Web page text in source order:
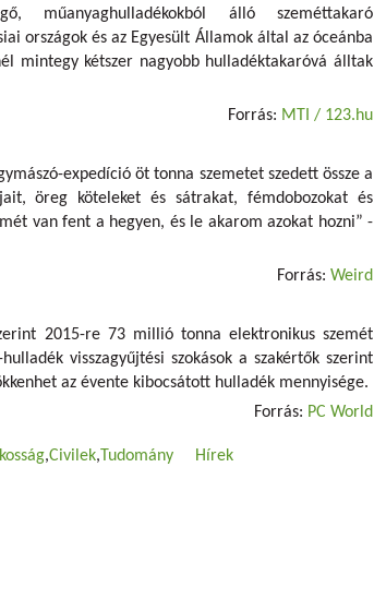
műanyaghulladékokból álló szeméttakaró
országok és az Egyesült Államok által az óceánba
mintegy kétszer nagyobb hulladéktakaróvá álltak
Forrás: MTI / 123.hu
expedíció öt tonna szemetet szedett össze a
öreg köteleket és sátrakat, fémdobozokat és
van fent a hegyen, és le akarom azokat hozni” -
Forrás: Weird
2015-re 73 millió tonna elektronikus szemét
visszagyűjtési szokások a szakértők szerint
az évente kibocsátott hulladék mennyisége.
Forrás: PC World
Civilek Tudomány Hírek